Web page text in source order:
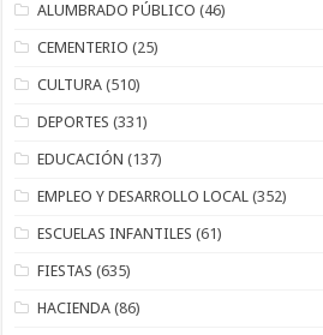
ALUMBRADO PÚBLICO (46)
CEMENTERIO (25)
CULTURA (510)
DEPORTES (331)
EDUCACIÓN (137)
EMPLEO Y DESARROLLO LOCAL (352)
ESCUELAS INFANTILES (61)
FIESTAS (635)
HACIENDA (86)